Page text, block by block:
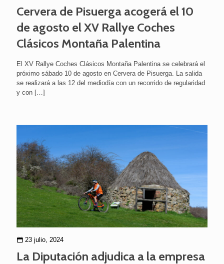
Cervera de Pisuerga acogerá el 10
de agosto el XV Rallye Coches
Clásicos Montaña Palentina
El XV Rallye Coches Clásicos Montaña Palentina se celebrará el
próximo sábado 10 de agosto en Cervera de Pisuerga. La salida
se realizará a las 12 del mediodía con un recorrido de regularidad
y con […]
23 julio, 2024
La Diputación adjudica a la empresa